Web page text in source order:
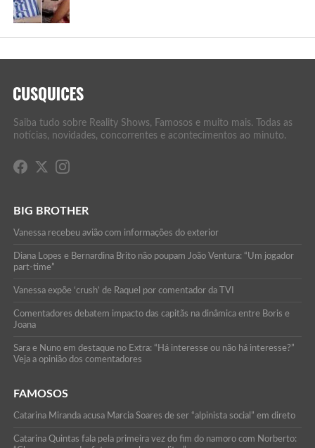
Saiba tudo sobre Reality Shows, Famosos e muito mais. Todas as
notícias, novidades, concorrentes e acontecimentos ao minuto.
BIG BROTHER
Vanessa recebeu avião com informações do exterior
Diana Lopes e Bernardina Brito não poupam João Ventura: “Um jogador
part-time”
Vanessa expõe ‘crush’ de Raquel por comentador da TVI
Comentadores debatem impacto das capitãs na dinâmica entre Boris e
Joana
Sara e Nuno em destaque no Extra: “Há interesse ou não há interesse?”
Veja a opinião dos comentadores
FAMOSOS
Catarina Miranda acusa Marcia Soares de ser “alpinista social” em direto
Catarina Quintas fala pela primeira vez do fim do namoro com Norberto: